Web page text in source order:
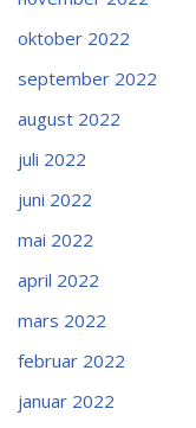
oktober 2022
september 2022
august 2022
juli 2022
juni 2022
mai 2022
april 2022
mars 2022
februar 2022
januar 2022